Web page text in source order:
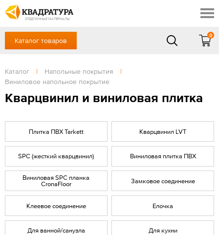
ОТДЕЛОЧНЫЕ МАТЕРИАЛЫ
Профи
Акции
Готовые решения
Доставка и оплата
Отзывы
+7 918 999 1656
Сб, Вс — выходной
ЗАКАЗАТЬ ЗВОНОК
Вход / Регистрация
Каталог товаров
0
Каталог | Напольные покрытия
|
Виниловое напольное покрытие
Кварцвинил и виниловая плитка
Плитка ПВХ Tarkett Кварцвинил LVT
SPС (жесткий кварцвинил) Виниловая плитка ПВХ
Виниловая SPC планка
CronaFloor
Замковое соединение
Клеевое соединение Елочка
Для ванной/санузла Для кухни